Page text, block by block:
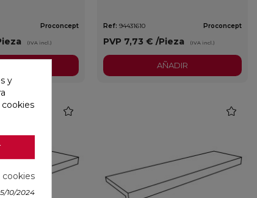
Proconcept
(IVA incl.)
Ref: 94431610 Proconcept
PVP 7,73 €/Pieza (IVA incl.)
AÑADIR
favorite
y
cookies
10/2024